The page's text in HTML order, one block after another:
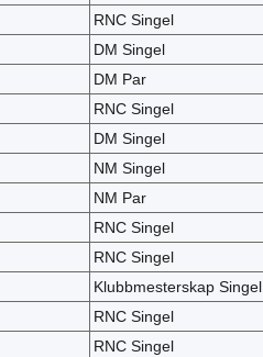
RNC Singel
DM Singel
DM Par
RNC Singel
DM Singel
NM Singel
NM Par
RNC Singel
RNC Singel
Klubbmesterskap Singel
RNC Singel
RNC Singel